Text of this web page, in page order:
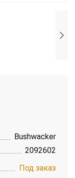
Bushwacker
2092602
Под заказ